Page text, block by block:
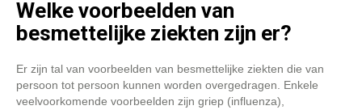
Welke voorbeelden van
besmettelijke ziekten zijn er?
Er zijn tal van voorbeelden van besmettelijke ziekten die van
persoon tot persoon kunnen worden overgedragen. Enkele
veelvoorkomende voorbeelden zijn griep (influenza),